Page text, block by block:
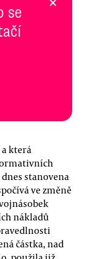
se
která
stanovena
ve změně
nákladů
částka, nad